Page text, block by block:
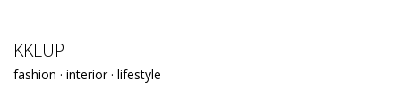
KKLUP
fashion · interior · lifestyle